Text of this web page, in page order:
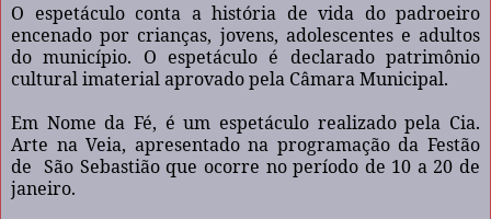
O espetáculo conta a história de vida do padroeiro
encenado por crianças, jovens, adolescentes e adultos
do município. O espetáculo é declarado patrimônio
cultural imaterial aprovado pela Câmara Municipal.
Em Nome da Fé, é um espetáculo realizado pela Cia.
Arte na Veia, apresentado na programação da Festão
de São Sebastião que ocorre no período de 10 a 20 de
janeiro.